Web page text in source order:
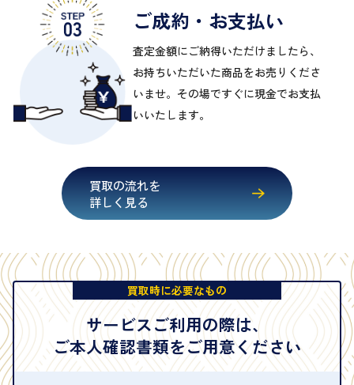
ご成約・お支払い
査定金額にご納得いただけましたら、
お持ちいただいた商品をお売りくださ
いませ。その場ですぐに現金でお支払
いいたします。
買取の流れを
詳しく見る
買取時に必要なもの
サービスご利用の際は、
ご本人確認書類をご用意ください